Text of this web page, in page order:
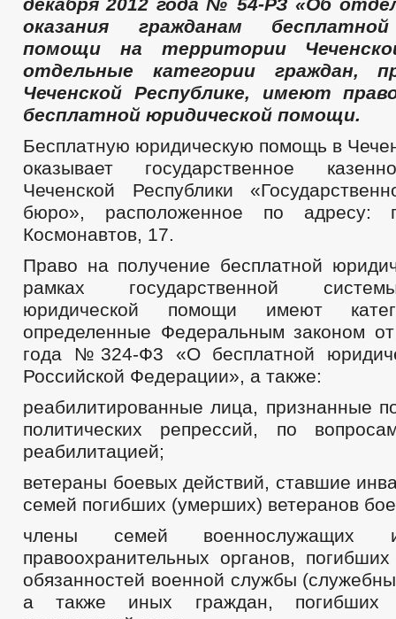
оказания гражданам
помощи на территории
отдельные категории граждан,
Чеченской Республике, имеют
бесплатной юридической помощи.
Бесплатную юридическую помощь в
оказывает государственное
Чеченской Республики
бюро», расположенное по адресу:
Космонавтов, 17.
Право на получение бесплатной
рамках государственной
юридической помощи имеют
определенные Федеральным законом
года №324-Ф3 «О бесплатной
Российской Федерации», а также:
реабилитированные лица, признанные
политических репрессий, по
реабилитацией;
ветераны боевых действий, ставшие
семей погибших (умерших) ветеранов
члены семей военнослужащих и
правоохранительных органов,
обязанностей военной службы
а также иных граждан, погибших